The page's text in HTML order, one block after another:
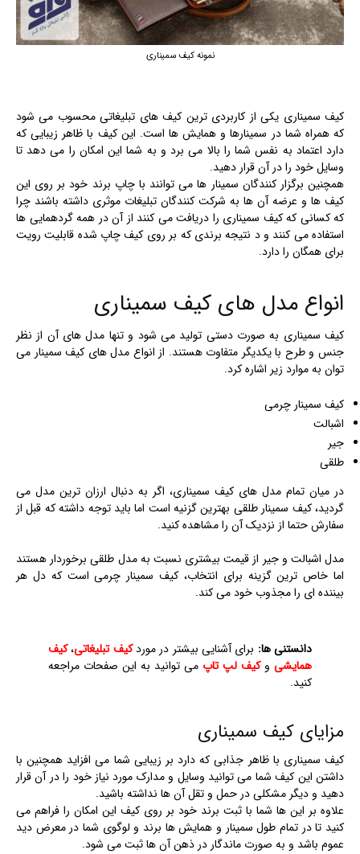
نمونه کیف سمیناری
کیف سمیناری یکی از کاربردی ترین کیف های تبلیغاتی محسوب می شود
که همراه شما در سمینارها و همایش ها است. این کیف با ظاهر زیبایی که
دارد اعتماد به نفس شما را بالا می برد و به شما این امکان را می دهد تا
وسایل خود را در آن قرار دهید.
همچنین برگزار کنندگان سمینار ها می توانند با چاپ برند خود بر روی این
کیف ها و عرضه آن ها به شرکت کنندگان تبلیغات موثری داشته باشند چرا
که کسانی که کیف سمیناری را دریافت می کنند از آن در همه گردهمایی ها
استفاده می کنند و د نتیجه برندی که بر روی کیف چاپ شده قابلیت رویت
برای همگان را دارد.
انواع مدل های کیف سمیناری
کیف سمیناری به صورت دستی تولید می شود و تنها مدل های آن از نظر
جنس و طرح با یکدیگر متفاوت هستند. از انواع مدل های کیف سمینار می
توان به موارد زیر اشاره کرد.
کیف سمینار چرمی
اشبالت
جیر
طلقی
در میان تمام مدل های کیف سمیناری، اگر به دنبال ارزان ترین مدل می
گردید، کیف سمینار طلقی بهترین گزنیه است اما باید توجه داشته که قبل از
سفارش حتما از نزدیک آن را مشاهده کنید.
مدل اشبالت و جیر از قیمت بیشتری نسبت به مدل طلقی برخوردار هستند
اما خاص ترین گزینه برای انتخاب، کیف سمینار چرمی است که دل هر
بیننده ای را مجذوب خود می کند.
دانستنی ها: برای آشنایی بیشتر در موردکیف تبلیغاتی،کیف
همایشی وکیف لپ تاپ می توانید به این صفحات مراجعه
کنید.
مزایای کیف سمیناری
کیف سمیناری با ظاهر جذابی که دارد بر زیبایی شما می افزاید همچنین با
داشتن این کیف شما می توانید وسایل و مدارک مورد نیاز خود را در آن قرار
دهید و دیگر مشکلی در حمل و تقل آن ها نداشته باشید.
علاوه بر این ها شما با ثبت برند خود بر روی کیف این امکان را فراهم می
کنید تا در تمام طول سمینار و همایش ها برند و لوگوی شما در معرض دید
عموم باشد و به صورت ماندگار در ذهن آن ها ثبت می شود.